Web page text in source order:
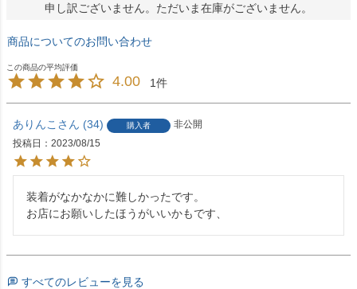
申し訳ございません。ただいま在庫がございません。
商品についてのお問い合わせ
4.00 1
ありんこ 34 購入者
非公開
投稿日
2023/08/15
装着がなかなかに難しかったです。
お店にお願いしたほうがいいかもです、
すべてのレビューを見る